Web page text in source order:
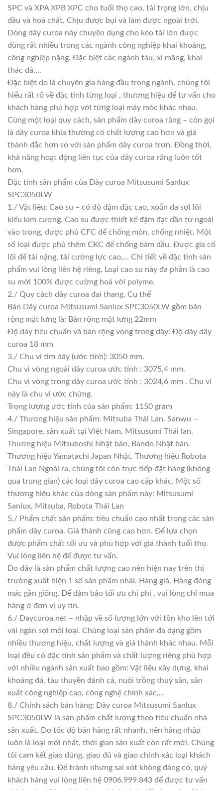
SPC và XPA XPB XPC cho tuổi thọ cao, tải trọng lớn, chịu
dầu và hoá chất. Chịu được bụi và làm được ngoài trời.
Dòng dây curoa này chuyên dụng cho kéo tải lớn được
dùng rất nhiều trong các ngành công nghiệp khai khoáng,
công nghiệp nặng. Đặc biệt các ngành tàu, xi măng, khai
thác đá….
Đặc biệt do là chuyên gia hàng đầu trong ngành, chúng tôi
hiểu rất rõ về đặc tính từng loại , thương hiệu để tư vấn cho
khách hàng phù hợp với từng loại máy móc khác nhau.
Cùng một loại quy cách, sản phẩm dây curoa răng – còn gọi
là dây curoa khía thường có chất lượng cao hơn và giá
thành đắc hơn so với sản phẩm dây curoa trơn. Đồng thời,
khả năng hoạt động liên tục của dây curoa răng luôn tốt
hơn.
Đặc tính sản phẩm của Dây curoa Mitsusumi Sanlux
SPC3050LW
1./ Vật liệu: Cao su – có độ đậm đặc cao, xoắn đa sợi lõi
kiểu kim cương. Cao su được thiết kế đậm đạt dần từ ngoài
vào trong, được phủ CFC để chống mòn, chống nhiệt. Một
số loại được phủ thêm CKC để chống bám dầu. Được gia cố
lõi để tải nặng, tải cường lực cao,… Chi tiết về đặc tính sản
phẩm vui lòng liên hệ riêng. Loại cao su này đa phần là cao
su mới 100% được cường hoá với polyme.
2./ Quy cách dây curoa đai thang. Cụ thể
Bản Dây curoa Mitsusumi Sanlux SPC3050LW gồm bản
rộng mặt lưng là: Bản rộng mặt lưng 22mm
Độ dày tiêu chuẩn và bản rộng vòng trong dây: Độ dày dây
curoa 18 mm
3./ Chu vi tim dây (ước tính): 3050 mm.
Chu vi vòng ngoài dây curoa ước tính : 3075,4 mm.
Chu vi vòng trong dây curoa ước tính : 3024,6 mm . Chu vi
này là chu vi ước chừng.
Trọng lượng ước tính của sản phẩm: 1150 gram
4./ Thương hiệu sản phẩm: Mitsuba Thái Lan. Sanwu –
Singapore, sản xuất tại Việt Nam. Mitsusumi Thái lan.
Thương hiệu Mitsuboshi Nhật bản, Bando Nhật bản.
Thương hiệu Yamatachi Japan Nhật. Thương hiệu Robota
Thái Lan Ngoài ra, chúng tôi còn trực tiếp đặt hàng (không
qua trung gian) các loại dây curoa cao cấp khác. Một số
thương hiệu khác của dòng sản phẩm này: Mitsusumi
Sanlux, Mitsuba, Robota Thái Lan
5./ Phẩm chất sản phẩm: tiêu chuẩn cao nhất trong các sản
phẩm dây curoa. Giá thành cũng cao hơn. Để lựa chọn
được phẩm chất tối ưu và phù hợp với giá thành tuổi thọ.
Vui lòng liên hệ để được tư vấn.
Do đây là sản phẩm chất lượng cao nên hiện nay trên thị
trường xuất hiện 1 số sản phẩm nhái. Hàng giả. Hàng đóng
mác gần giống. Để đảm bảo tối ưu chi phí , vui lòng chỉ mua
hàng ở đơn vị uy tín.
6./ Daycuroa.net – nhập về số lượng lớn với tồn kho lên tới
vài ngàn sợi mỗi loại. Chủng loại sản phẩm đa dạng gồm
nhiều thương hiệu, chất lượng và giá thành khác nhau. Mỗi
loại đều có đặc tính sản phẩm và chất lượng riêng phù hợp
với nhiều ngành sản xuất bao gồm: Vật liệu xây dựng, khai
khoáng đá, tàu thuyền đánh cá, nuôi trồng thuỷ sản, sản
xuất công nghiệp cao, công nghệ chính xác,…
8./ Chính sách bán hàng: Dây curoa Mitsusumi Sanlux
SPC3050LW là sản phẩm chất lượng theo tiêu chuẩn nhà
sản xuất. Do tốc độ bán hàng rất nhanh, nên hàng nhập
luôn là loại mới nhất, thời gian sản xuất còn rất mới. Chúng
tôi cam kết giao đúng, giao đủ và giao chính xác loại khách
hàng yêu cầu. Để tránh nhưng sai xót không đáng có, quý
khách hàng vui lòng liên hệ 0906.999.843 để được tư vấn